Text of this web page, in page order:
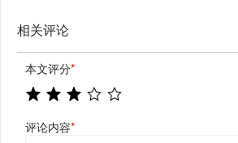
相关评论
本文评分*
评论内容*